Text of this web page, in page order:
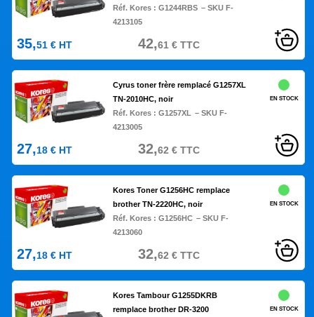
Réf. Kores : G1244RBS – SKU F-
4213105
35,51 € HT 42,61€TTC
Cyrus toner frère remplacé G1257XL
TN-2010HC, noir
Réf. Kores : G1257XL – SKU F-
4213005
EN STOCK
27,18 € HT 32,62€TTC
Kores Toner G1256HC remplace
brother TN-2220HC, noir
Réf. Kores : G1256HC – SKU F-
4213060
EN STOCK
27,18 € HT 32,62€TTC
Kores Tambour G1255DKRB
remplace brother DR-3200
EN STOCK